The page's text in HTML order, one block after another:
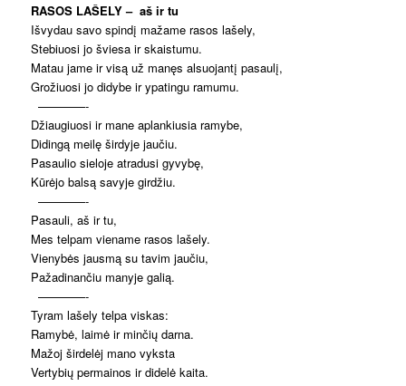
RASOS LAŠELY – aš ir tu
Išvydau savo spindį mažame rasos lašely,
Stebiuosi jo šviesa ir skaistumu.
Matau jame ir visą už manęs alsuojantį pasaulį,
Grožiuosi jo didybe ir ypatingu ramumu.
————-
Džiaugiuosi ir mane aplankiusia ramybe,
Didingą meilę širdyje jaučiu.
Pasaulio sieloje atradusi gyvybę,
Kūrėjo balsą savyje girdžiu.
————-
Pasauli, aš ir tu,
Mes telpam viename rasos lašely.
Vienybės jausmą su tavim jaučiu,
Pažadinančiu manyje galią.
————-
Tyram lašely telpa viskas:
Ramybė, laimė ir minčių darna.
Mažoj širdelėj mano vyksta
Vertybių permainos ir didelė kaita.